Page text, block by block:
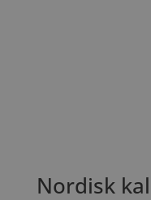
Nordisk